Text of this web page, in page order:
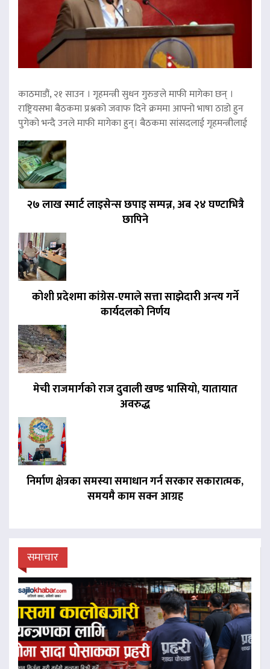
काठमाडौं, २१ साउन । गृहमन्त्री सुधन गुरुङले माफी मागेका छन् ।
राष्ट्रियसभा बैठकमा प्रश्नको जवाफ दिने क्रममा आफ्नो भाषा ठाडो हुन
पुगेको भन्दै उनले माफी मागेका हुन्। बैठकमा सांसदलाई गृहमन्त्रीलाई
२७ लाख स्मार्ट लाइसेन्स छपाइ सम्पन्न, अब २४ घण्टाभित्रै
छापिने
कोशी प्रदेशमा कांग्रेस-एमाले सत्ता साझेदारी अन्त्य गर्ने
कार्यदलको निर्णय
मेची राजमार्गको राज दुवाली खण्ड भासियो, यातायात
अवरुद्ध
निर्माण क्षेत्रका समस्या समाधान गर्न सरकार सकारात्मक,
समयमै काम सक्न आग्रह
समाचार